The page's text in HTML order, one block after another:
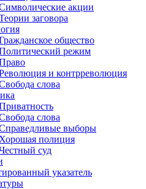
акции
заговора
общество
режим
и контрреволюция
слова
слова
выборы
Хорошая полиция
суд
указатель